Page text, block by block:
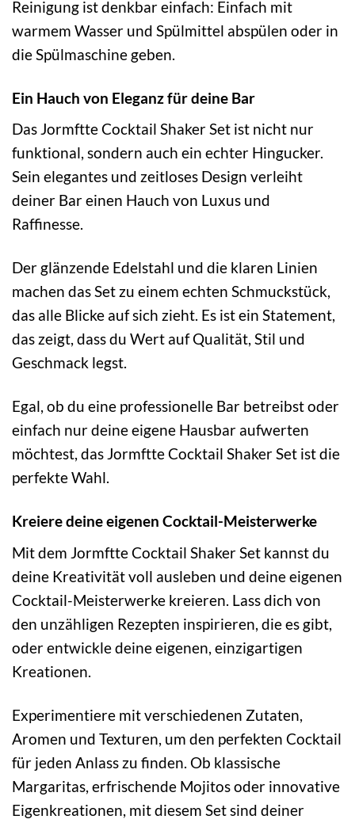
Reinigung ist denkbar einfach: Einfach mit
warmem Wasser und Spülmittel abspülen oder in
die Spülmaschine geben.
Ein Hauch von Eleganz für deine Bar
Das Jormftte Cocktail Shaker Set ist nicht nur
funktional, sondern auch ein echter Hingucker.
Sein elegantes und zeitloses Design verleiht
deiner Bar einen Hauch von Luxus und
Raffinesse.
Der glänzende Edelstahl und die klaren Linien
machen das Set zu einem echten Schmuckstück,
das alle Blicke auf sich zieht. Es ist ein Statement,
das zeigt, dass du Wert auf Qualität, Stil und
Geschmack legst.
Egal, ob du eine professionelle Bar betreibst oder
einfach nur deine eigene Hausbar aufwerten
möchtest, das Jormftte Cocktail Shaker Set ist die
perfekte Wahl.
Kreiere deine eigenen Cocktail-Meisterwerke
Mit dem Jormftte Cocktail Shaker Set kannst du
deine Kreativität voll ausleben und deine eigenen
Cocktail-Meisterwerke kreieren. Lass dich von
den unzähligen Rezepten inspirieren, die es gibt,
oder entwickle deine eigenen, einzigartigen
Kreationen.
Experimentiere mit verschiedenen Zutaten,
Aromen und Texturen, um den perfekten Cocktail
für jeden Anlass zu finden. Ob klassische
Margaritas, erfrischende Mojitos oder innovative
Eigenkreationen, mit diesem Set sind deiner